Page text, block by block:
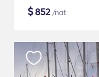
$852/nat